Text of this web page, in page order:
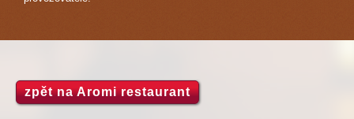
zpět na Aromi restaurant